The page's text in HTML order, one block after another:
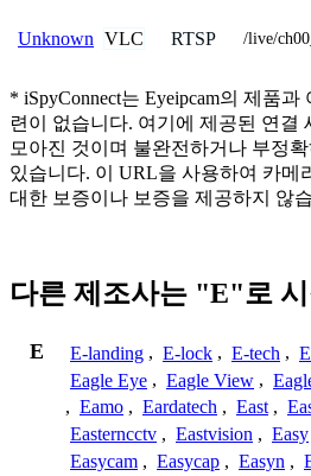
Unknown VLC RTSP /live/
* iSpyConnect는 Eyeipcam의 제품
련이 없습니다. 여기에 제공된 연결
모아진 것이며 불완전하거나 부정
있습니다. 이 URL을 사용하여 카메
대한 보증이나 보증을 제공하지 않
다른 제조사는 "E"로
E E-landing , E-lock , E-tech ,
Eagle Eye , Eagle View ,
, Eamo , Eardatech , East ,
Easterncctv , Eastvision , Easy
Easycam , Easycap , Easyn ,